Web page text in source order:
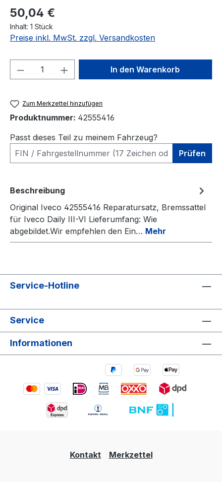
Regulärer Preis:
50,04 €
Inhalt: 1 Stück
Preise inkl. MwSt. zzgl. Versandkosten
Produkt Anzahl: Gib denIn den Warenkorb
Zum Merkzettel hinzufügen
Produktnummer: 42555416
Passt dieses Teil zu meinem Fahrzeug?
Prüfen
Beschreibung
Original Iveco 42555416 Reparatursatz, Bremssattel
für Iveco Daily III-VI Lieferumfang: Wie
abgebildet.Wir empfehlen den Ein… Mehr
Service-Hotline
Service
Informationen
Kontakt Merkzettel